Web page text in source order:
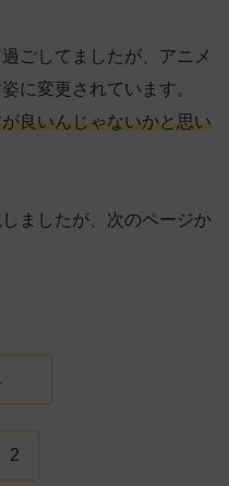
ごしてましたが、アニメ
に変更されています。
良いんじゃないかと思い
ましたが、次のページか
2